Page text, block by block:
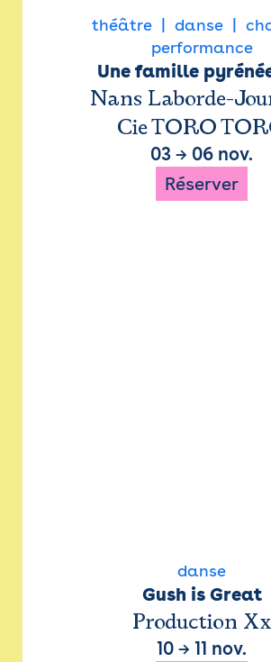
théâtre danse
performance
Une famille
Nans Laborde-
Cie TORO
03 → 06 nov.
Réserver
danse
Gush is Great
Production Xx
10 → 11 nov.